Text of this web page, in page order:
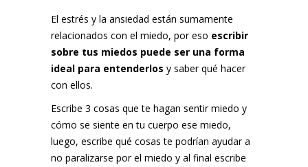
El estrés y la ansiedad están sumamente
relacionados con el miedo, por eso escribir
sobre tus miedos puede ser una forma
ideal para entenderlos y saber qué hacer
con ellos.
Escribe 3 cosas que te hagan sentir miedo y
cómo se siente en tu cuerpo ese miedo,
luego, escribe qué cosas te podrían ayudar a
no paralizarse por el miedo y al final escribe